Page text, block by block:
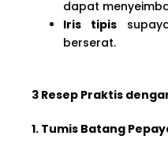
dapat
Iris tipis
berserat.
3 Resep Praktis
1. Tumis Batang